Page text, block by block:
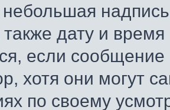
небольшая
также дату и
если
хотя они могут
по своему